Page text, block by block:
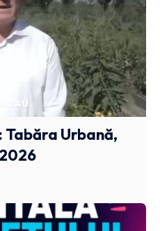
Tabăra Urbană,